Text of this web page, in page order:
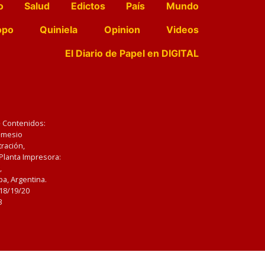
Salud Edictos País
Mundo
Quiniela Opinion
Videos
El Diario de Papel en DIGITAL
Impresora:
Argentina.
19/20